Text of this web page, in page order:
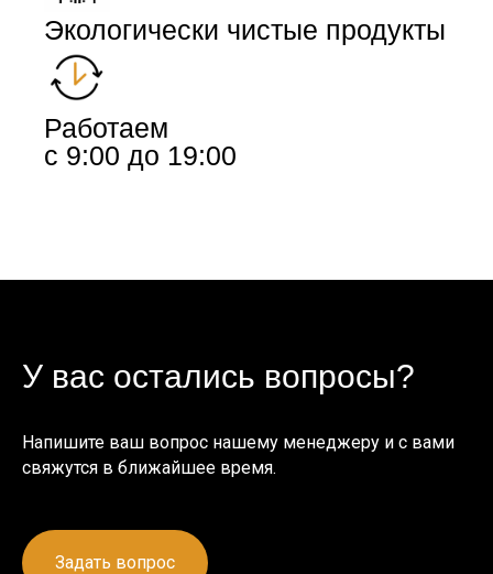
Экологически чистые продукты
Работаем
с 9:00 до 19:00
У вас остались вопросы?
Напишите ваш вопрос нашему менеджеру и с вами
свяжутся в ближайшее время.
Задать вопрос